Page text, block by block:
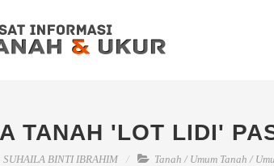
TANAH 'LOT LIDI'
SUHAILA BINTI IBRAHIM Tanah / Umum Tanah /